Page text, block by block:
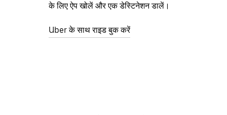
के लिए ऐप खोलें और एक डेस्टिनेशन डालें।
Uber के साथ राइड बुक करें